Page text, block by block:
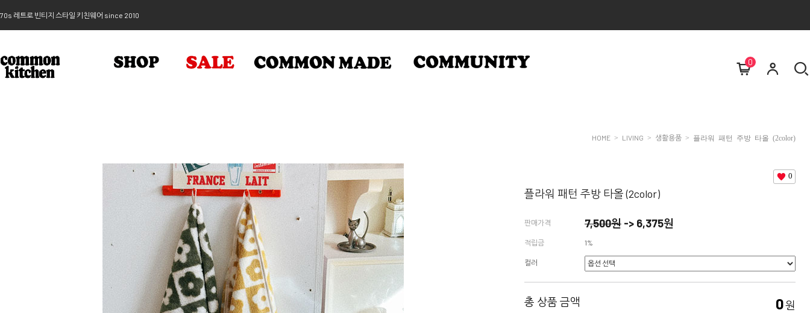
70s 레트로 빈티지 스타일 키친웨어 since 2010
0
HOME > LIVING > 생활용품 > 플라워 패턴 주방 타올 (2color)
0
플라워 패턴 주방 타올 (2color)
판매가격 7,500원 -> 6,375원
적립금 1%
컬러
총 상품 금액 0원